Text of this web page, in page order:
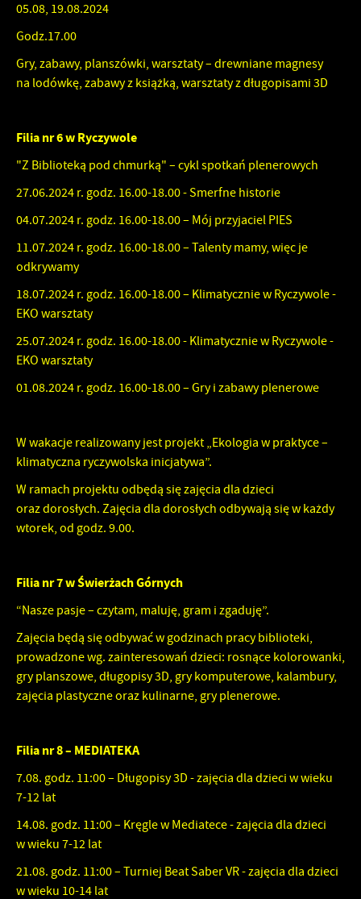
05.08, 19.08.2024
Godz.17.00
Gry, zabawy, planszówki, warsztaty – drewniane magnesy
na lodówkę, zabawy z książką, warsztaty z długopisami 3D
Filia nr 6 w Ryczywole
"Z Biblioteką pod chmurką" – cykl spotkań plenerowych
27.06.2024 r. godz. 16.00-18.00 - Smerfne historie
04.07.2024 r. godz. 16.00-18.00 – Mój przyjaciel PIES
11.07.2024 r. godz. 16.00-18.00 – Talenty mamy, więc je
odkrywamy
18.07.2024 r. godz. 16.00-18.00 – Klimatycznie w Ryczywole -
EKO warsztaty
25.07.2024 r. godz. 16.00-18.00 - Klimatycznie w Ryczywole -
EKO warsztaty
01.08.2024 r. godz. 16.00-18.00 – Gry i zabawy plenerowe
W wakacje realizowany jest projekt „Ekologia w praktyce –
klimatyczna ryczywolska inicjatywa”.
W ramach projektu odbędą się zajęcia dla dzieci
oraz dorosłych. Zajęcia dla dorosłych odbywają się w każdy
wtorek, od godz. 9.00.
Filia nr 7 w Świerżach Górnych
“Nasze pasje – czytam, maluję, gram i zgaduję”.
Zajęcia będą się odbywać w godzinach pracy biblioteki,
prowadzone wg. zainteresowań dzieci: rosnące kolorowanki,
gry planszowe, długopisy 3D, gry komputerowe, kalambury,
zajęcia plastyczne oraz kulinarne, gry plenerowe.
Filia nr 8 – MEDIATEKA
7.08. godz. 11:00 – Długopisy 3D - zajęcia dla dzieci w wieku
7-12 lat
14.08. godz. 11:00 – Kręgle w Mediatece - zajęcia dla dzieci
w wieku 7-12 lat
21.08. godz. 11:00 – Turniej Beat Saber VR - zajęcia dla dzieci
w wieku 10-14 lat